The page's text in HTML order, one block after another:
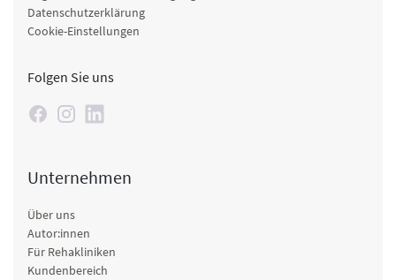
Datenschutzerklärung
Cookie-Einstellungen
Folgen Sie uns
Unternehmen
Über uns
Autor:innen
Für Rehakliniken
Kundenbereich